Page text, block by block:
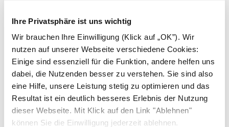
Ihre Privatsphäre ist uns wichtig
Wir brauchen Ihre Einwilligung (Klick auf „OK”). Wir
nutzen auf unserer Webseite verschiedene Cookies:
Einige sind essenziell für die Funktion, andere helfen uns
dabei, die Nutzenden besser zu verstehen. Sie sind also
eine Hilfe, unsere Leistung stetig zu optimieren und das
Resultat ist ein deutlich besseres Erlebnis der Nutzung
dieser Webseite. Mit Klick auf den Link "Ablehnen"
können Sie die Einwilligung jederzeit ablehnen.
News
Presse
FAQ Solarwatt
Kontakt aufnehmen